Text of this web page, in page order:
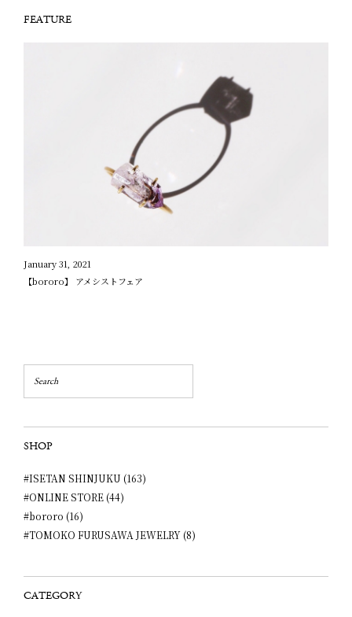
FEATURE
January 31, 2021
【bororo】 アメシストフェア
SHOP
#ISETAN SHINJUKU (163)
#ONLINE STORE (44)
#bororo (16)
#TOMOKO FURUSAWA JEWELRY (8)
CATEGORY